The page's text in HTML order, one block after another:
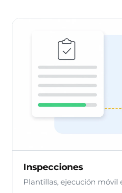
Inspecciones
Plantillas, ejecución móvil